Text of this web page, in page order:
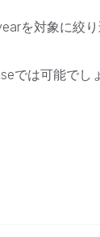
を対象に絞
では可能でし